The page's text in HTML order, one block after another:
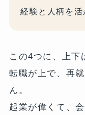
経験と人柄を活
この4つに、上下
転職が上で、再
ん。
起業が偉くて、